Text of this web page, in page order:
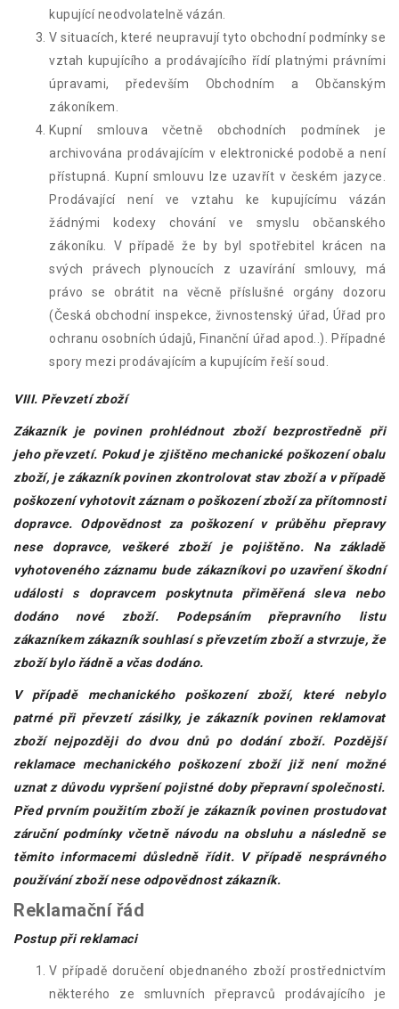
kupující neodvolatelně vázán.
V situacích, které neupravují tyto obchodní podmínky se
vztah kupujícího a prodávajícího řídí platnými právními
úpravami, především Obchodním a Občanským
zákoníkem.
Kupní smlouva včetně obchodních podmínek je
archivována prodávajícím v elektronické podobě a není
přístupná. Kupní smlouvu lze uzavřít v českém jazyce.
Prodávající není ve vztahu ke kupujícímu vázán
žádnými kodexy chování ve smyslu občanského
zákoníku. V případě že by byl spotřebitel krácen na
svých právech plynoucích z uzavírání smlouvy, má
právo se obrátit na věcně příslušné orgány dozoru
(Česká obchodní inspekce, živnostenský úřad, Úřad pro
ochranu osobních údajů, Finanční úřad apod..). Případné
spory mezi prodávajícím a kupujícím řeší soud.
VIII. Převzetí zboží
Zákazník je povinen prohlédnout zboží bezprostředně při
jeho převzetí. Pokud je zjištěno mechanické poškození obalu
zboží, je zákazník povinen zkontrolovat stav zboží a v případě
poškození vyhotovit záznam o poškození zboží za přítomnosti
dopravce. Odpovědnost za poškození v průběhu přepravy
nese dopravce, veškeré zboží je pojištěno. Na základě
vyhotoveného záznamu bude zákazníkovi po uzavření škodní
události s dopravcem poskytnuta přiměřená sleva nebo
dodáno nové zboží. Podepsáním přepravního listu
zákazníkem zákazník souhlasí s převzetím zboží a stvrzuje, že
zboží bylo řádně a včas dodáno.
V případě mechanického poškození zboží, které nebylo
patrné při převzetí zásilky, je zákazník povinen reklamovat
zboží nejpozději do dvou dnů po dodání zboží. Pozdější
reklamace mechanického poškození zboží již není možné
uznat z důvodu vypršení pojistné doby přepravní společnosti.
Před prvním použitím zboží je zákazník povinen prostudovat
záruční podmínky včetně návodu na obsluhu a následně se
těmito informacemi důsledně řídit. V případě nesprávného
používání zboží nese odpovědnost zákazník.
Reklamační řád
Postup při reklamaci
V případě doručení objednaného zboží prostřednictvím
některého ze smluvních přepravců prodávajícího je